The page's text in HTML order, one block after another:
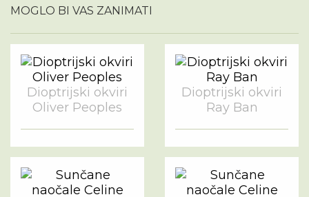
MOGLO BI VAS ZANIMATI
Dioptrijski okviri
Oliver Peoples
Dioptrijski okviri
Ray Ban